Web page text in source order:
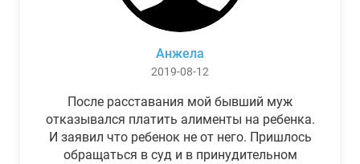
Анжела
2019-08-12
После расставания мой бывший муж
отказывался платить алименты на ребенка.
И заявил что ребенок не от него. Пришлось
обращаться в суд и в принудительном